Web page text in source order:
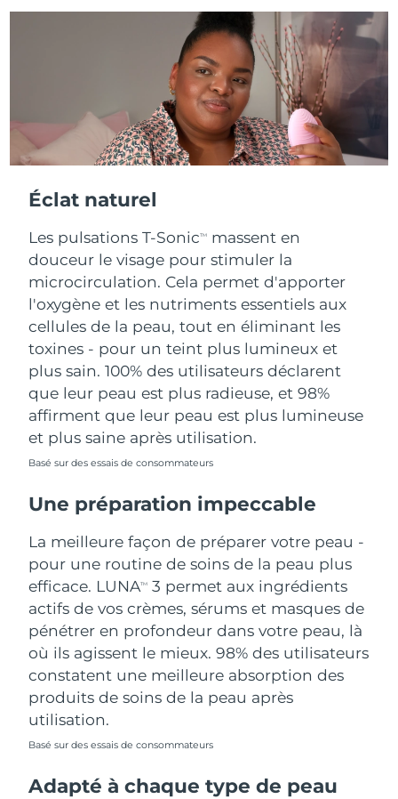
Éclat naturel
Les pulsations T-SonicTM
massent en
douceur le visage pour stimuler la
microcirculation. Cela permet d'apporter
l'oxygène et les nutriments essentiels aux
cellules de la peau, tout en éliminant les
toxines - pour un teint plus lumineux et
plus sain. 100% des utilisateurs déclarent
que leur peau est plus radieuse, et 98%
affirment que leur peau est plus lumineuse
et plus saine après utilisation.
Basé sur des essais de consommateurs
Une préparation impeccable
La meilleure façon de préparer votre peau -
pour une routine de soins de la peau plus
efficace. LUNATM
3 permet aux ingrédients
actifs de vos crèmes, sérums et masques de
pénétrer en profondeur dans votre peau, là
où ils agissent le mieux. 98% des utilisateurs
constatent une meilleure absorption des
produits de soins de la peau après
utilisation.
Basé sur des essais de consommateurs
Adapté à chaque type de peau